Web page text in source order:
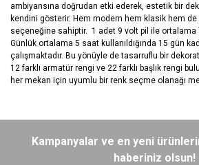
ambiyansına doğrudan etki ederek, estetik bir
kendini gösterir. Hem modern hem klasik hem
seçeneğine sahiptir. 1 adet 9 volt pil ile ortalama
Günlük ortalama 5 saat kullanıldığında 15 gün
çalışmaktadır. Bu yönüyle de tasarruflu bir
12 farklı armatür rengi ve 22 farklı başlık rengi
her mekan için uyumlu bir renk seçme olanağı
Bu ürüne ilk yorumu siz
tarafımıza iletebilirsiniz.
Görüş ve önerileriniz için teşekkür ederiz.
Kampanyalar ve en yeni
haberiniz olsun!